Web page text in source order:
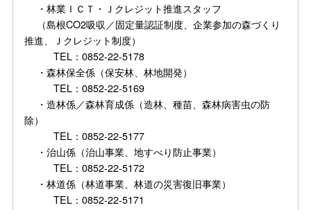
・林業ＩＣＴ・Ｊクレジット推進スタッフ
（島根CO2吸収／固定量認証制度、企業参加の森づくり
推進、Ｊクレジット制度）
TEL：0852-22-5178
・森林保全係（保安林、林地開発）
TEL：0852-22-5169
・造林係／森林育成係（造林、種苗、森林病害虫の防
除）
TEL：0852-22-5177
・治山係（治山事業、地すべり防止事業）
TEL：0852-22-5172
・林道係（林道事業、林道の災害復旧事業）
TEL：0852-22-5171